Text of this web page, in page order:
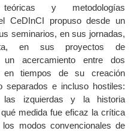
teóricas y metodologías
l CeDInCI propuso desde un
seminarios, en sus jornadas,
en sus proyectos de
un acercamiento entre dos
en tiempos de su creación
separados e incluso hostiles:
izquierdas y la historia
medida fue eficaz la crítica
modos convencionales de